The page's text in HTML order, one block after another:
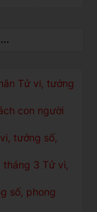
Tử vi, tướng
con người
tướng số,
3 Tử vi,
số, phong